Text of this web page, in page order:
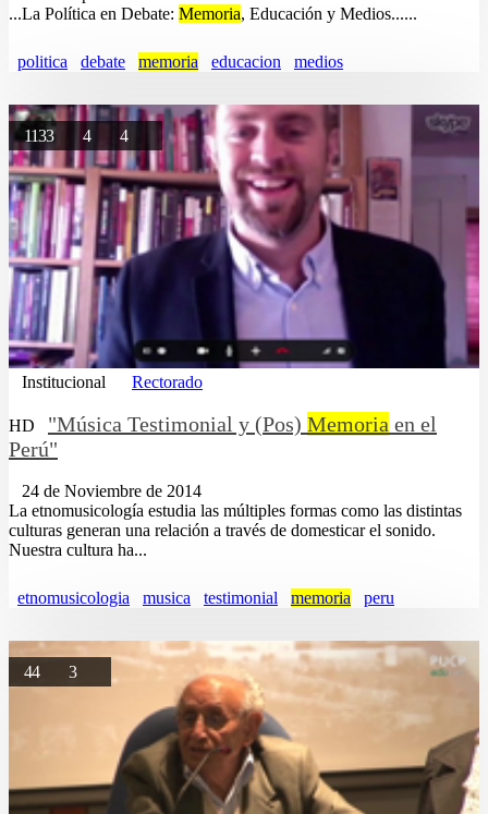
...La Política en Debate: Memoria, Educación y Medios......
politica debate memoria educacion medios
1133 4 4
Institucional Rectorado
HD "Música Testimonial y (Pos) Memoria en el
Perú"
24 de Noviembre de 2014
La etnomusicología estudia las múltiples formas como las distintas
culturas generan una relación a través de domesticar el sonido.
Nuestra cultura ha...
etnomusicologia musica testimonial memoria peru
44 3